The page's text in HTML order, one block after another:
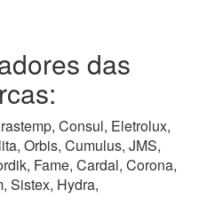
das
Consul, Eletrolux,
Orbis, Cumulus, JMS,
Fame, Cardal, Corona,
Sistex, Hydra,